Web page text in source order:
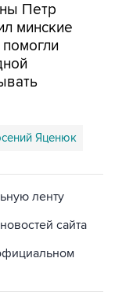
Петр
минские
Яценюк
ленту
сайта